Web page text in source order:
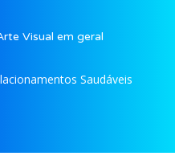
Visual em geral
Saudáveis